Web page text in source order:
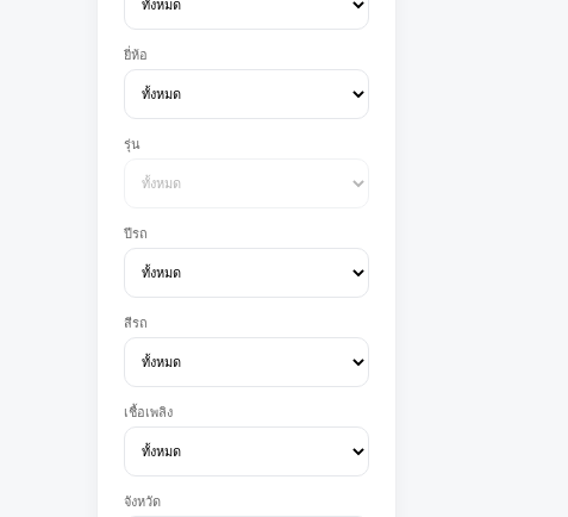
ยี่ห้อ
รุ่น
ปีรถ
สีรถ
เชื้อเพลิง
จังหวัด